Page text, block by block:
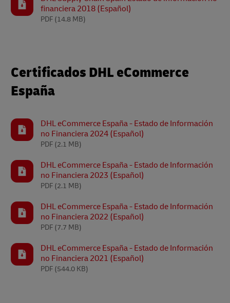
financiera 2018 (Español)
PDF (14.8 MB)
Certificados DHL eCommerce
España
DHL eCommerce España - Estado de Información
no Financiera 2024 (Español)
PDF (2.1 MB)
DHL eCommerce España - Estado de Información
no Financiera 2023 (Español)
PDF (2.1 MB)
DHL eCommerce España - Estado de Información
no Financiera 2022 (Español)
PDF (7.7 MB)
DHL eCommerce España - Estado de Información
no Financiera 2021 (Español)
PDF (544.0 KB)